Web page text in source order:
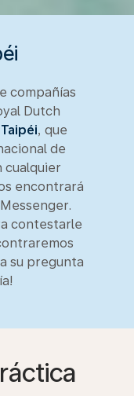
compañías
Dutch
, que
de
cualquier
encontrará
contestarle
su pregunta